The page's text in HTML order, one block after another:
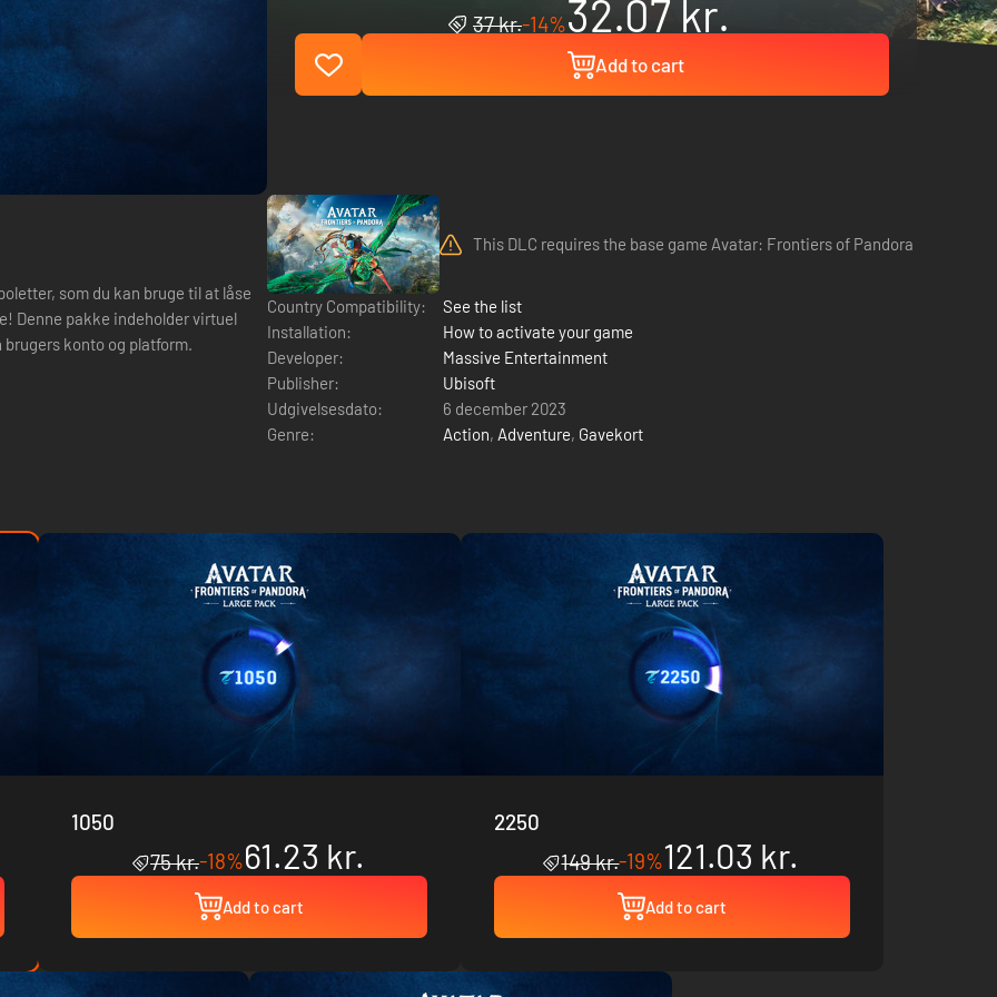
37 kr.-14%32.07 kr.
Add to cart
som du kan bruge til at låse
konto og platform.
This DLC requires the base game Avatar: Frontiers of Pandora
Country Compatibility:
See the list
Installation:
How to activate your game
Developer:
Massive Entertainment
Publisher:
Ubisoft
Udgivelsesdato:
6 december 2023
Genre:
Action, Adventure, Gavekort
1050
75 kr.-18%61.23 kr.
Add to cart
2250
149 kr.-19%121.03 kr.
Add to cart